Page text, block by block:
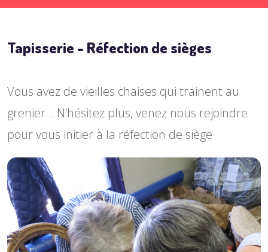
Tapisserie - Réfection de sièges
Vous avez de vieilles chaises qui trainent au
grenier… N’hésitez plus, venez nous rejoindre
pour vous initier à la réfection de siège